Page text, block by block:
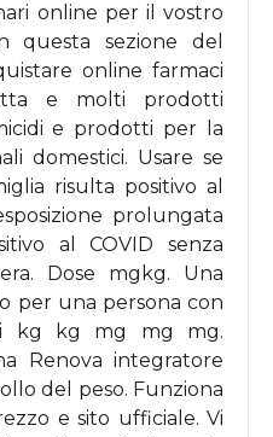
online per il vostro
questa sezione del
online farmaci
e molti prodotti
e prodotti per la
domestici. Usare se
risulta positivo al
prolungata
al COVID senza
Dose mgkg. Una
per una persona con
kg kg mg mg mg.
Renova integratore
del peso. Funziona
e sito ufficiale. Vi